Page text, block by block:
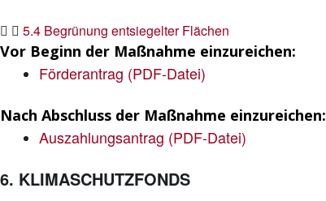
5.4 Begrünung entsiegelter Flächen
Vor Beginn der Maßnahme einzureichen:
Förderantrag (PDF-Datei)
Nach Abschluss der Maßnahme einzureichen:
Auszahlungsantrag (PDF-Datei)
6. KLIMASCHUTZFONDS